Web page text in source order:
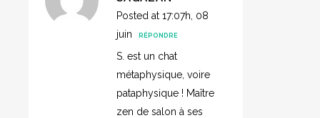
Posted at 17:07h, 08
juin
RÉPONDRE
S. est un chat
métaphysique, voire
pataphysique ! Maître
zen de salon à ses